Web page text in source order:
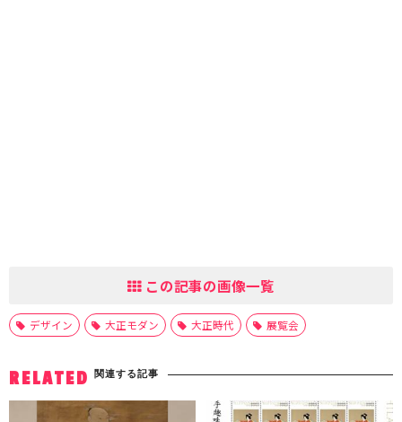
この記事の画像一覧
デザイン 大正モダン 大正時代 展覧会
RELATED 関連する記事